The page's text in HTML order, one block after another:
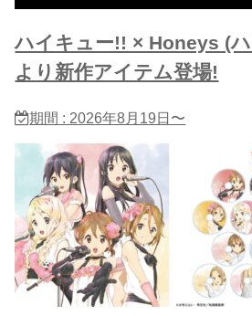
ハイキュー!! × Honeys (
より新作アイテム登場!
期間 : 2026年8月19日〜